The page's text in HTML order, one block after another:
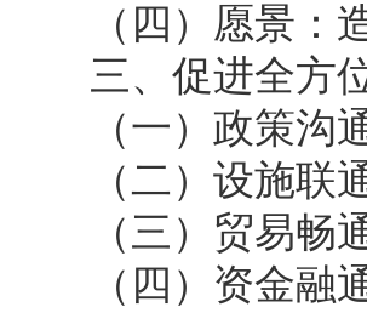
（四）愿景：
三、促进全方
（一）政策沟
（二）设施联
（三）贸易畅
（四）资金融